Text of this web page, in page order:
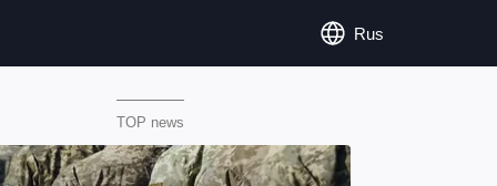
Rus
TOP news